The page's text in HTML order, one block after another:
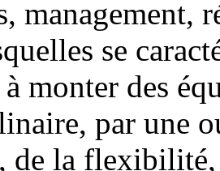
management,
se
monter des
par une
de la flexibilité,